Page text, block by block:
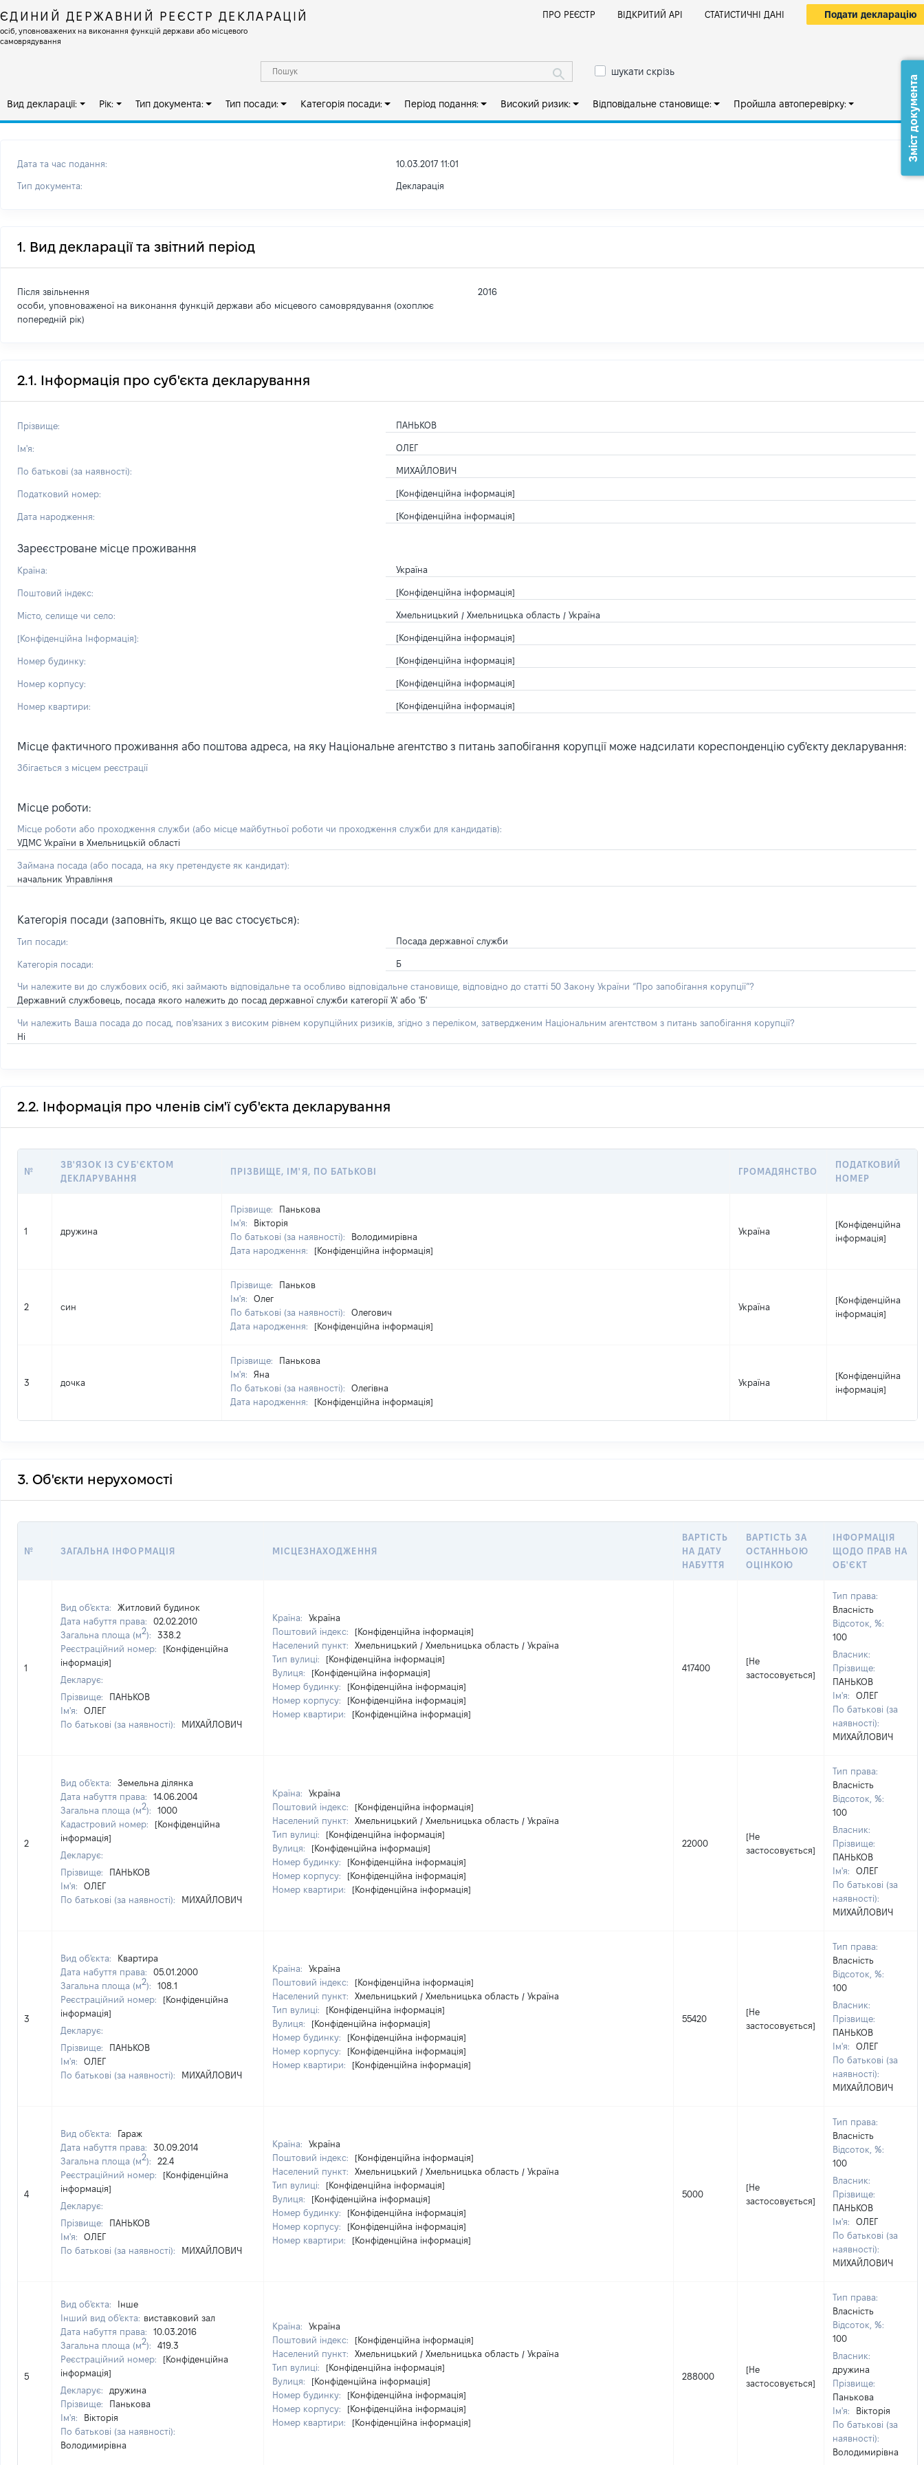
ЄДИНИЙ ДЕРЖАВНИЙ РЕЄСТР ДЕКЛАРАЦІЙ
осіб, уповноважених на виконання функцій держави або місцевого
самоврядування
ПРО РЕЄСТР ВІДКРИТИЙ АРІ СТАТИСТИЧНІ ДАНІ Подати декларацію
шукати скрізь
Вид декларації: Рік: Тип документа: Тип посади: Категорія посади: Період подання: Високий ризик: Відповідальне становище: Пройшла автоперевірку:
Дата та час подання: 10.03.2017 11:01
Тип документа: Декларація
1. Вид декларації та звітний період
Після звільнення
особи, уповноваженої на виконання функцій держави або місцевого самоврядування (охоплює
попередній рік)
2016
2.1. Інформація про суб'єкта декларування
Прізвище: ПАНЬКОВ
Ім'я: ОЛЕГ
По батькові (за наявності): МИХАЙЛОВИЧ
Податковий номер: [Конфіденційна інформація]
Дата народження: [Конфіденційна інформація]
Зареєстроване місце проживання
Країна: Україна
Поштовий індекс: [Конфіденційна інформація]
Місто, селище чи село: Хмельницький / Хмельницька область / Україна
[Конфіденційна Інформація]: [Конфіденційна інформація]
Номер будинку: [Конфіденційна інформація]
Номер корпусу: [Конфіденційна інформація]
Номер квартири: [Конфіденційна інформація]
Місце фактичного проживання або поштова адреса, на яку Національне агентство з питань запобігання корупції може надсилати кореспонденцію суб'єкту декларування:
Збігається з місцем реєстрації
Місце роботи:
Місце роботи або проходження служби (або місце майбутньої роботи чи проходження служби для кандидатів):
УДМС України в Хмельницькій області
Займана посада (або посада, на яку претендуєте як кандидат):
начальник Управління
Категорія посади (заповніть, якщо це вас стосується):
Тип посади: Посада державної служби
Категорія посади: Б
Чи належите ви до службових осіб, які займають відповідальне та особливо відповідальне становище, відповідно до статті 50 Закону України “Про запобігання корупції”?
Державний службовець, посада якого належить до посад державної служби категорії 'А' або 'Б'
Чи належить Ваша посада до посад, пов'язаних з високим рівнем корупційних ризиків, згідно з переліком, затвердженим Національним агентством з питань запобігання корупції?
Ні
2.2. Інформація про членів сім'ї суб'єкта декларування
№
ЗВ'ЯЗОК ІЗ СУБ'ЄКТОМ
ДЕКЛАРУВАННЯ
ПРІЗВИЩЕ, ІМ'Я, ПО БАТЬКОВІ ГРОМАДЯНСТВО
ПОДАТКОВИЙ
НОМЕР
1 дружина
Прізвище:
Панькова
Ім'я:
Вікторія
По батькові (за наявності):
Володимирівна
Дата народження:
[Конфіденційна інформація]
Україна
[Конфіденційна
інформація]
2 син
Прізвище:
Паньков
Ім'я:
Олег
По батькові (за наявності):
Олегович
Дата народження:
[Конфіденційна інформація]
Україна
[Конфіденційна
інформація]
3 дочка
Прізвище:
Панькова
Ім'я:
Яна
По батькові (за наявності):
Олегівна
Дата народження:
[Конфіденційна інформація]
Україна
[Конфіденційна
інформація]
3. Об'єкти нерухомості
№ ЗАГАЛЬНА ІНФОРМАЦІЯ МІСЦЕЗНАХОДЖЕННЯ
ВАРТІСТЬ
НА ДАТУ
НАБУТТЯ
ВАРТІСТЬ ЗА
ОСТАННЬОЮ
ОЦІНКОЮ
ІНФОРМАЦІЯ
ЩОДО ПРАВ НА
ОБ'ЄКТ
1
Вид об'єкта:
Житловий будинок
Дата набуття права:
02.02.2010
Загальна площа (м2):
338.2
Реєстраційний номер:
[Конфіденційна
інформація]
Декларує:
Прізвище:
ПАНЬКОВ
Ім'я:
ОЛЕГ
По батькові (за наявності):
МИХАЙЛОВИЧ
Країна:
Україна
Поштовий індекс:
[Конфіденційна інформація]
Населений пункт:
Хмельницький / Хмельницька область / Україна
Тип вулиці:
[Конфіденційна інформація]
Вулиця:
[Конфіденційна інформація]
Номер будинку:
[Конфіденційна інформація]
Номер корпусу:
[Конфіденційна інформація]
Номер квартири:
[Конфіденційна інформація]
417400
[Не
застосовується]
Тип права:
Власність
Відсоток, %:
100
Власник:
Прізвище:
ПАНЬКОВ
Ім'я:
ОЛЕГ
По батькові (за
наявності):
МИХАЙЛОВИЧ
2
Вид об'єкта:
Земельна ділянка
Дата набуття права:
14.06.2004
Загальна площа (м2):
1000
Кадастровий номер:
[Конфіденційна
інформація]
Декларує:
Прізвище:
ПАНЬКОВ
Ім'я:
ОЛЕГ
По батькові (за наявності):
МИХАЙЛОВИЧ
Країна:
Україна
Поштовий індекс:
[Конфіденційна інформація]
Населений пункт:
Хмельницький / Хмельницька область / Україна
Тип вулиці:
[Конфіденційна інформація]
Вулиця:
[Конфіденційна інформація]
Номер будинку:
[Конфіденційна інформація]
Номер корпусу:
[Конфіденційна інформація]
Номер квартири:
[Конфіденційна інформація]
22000
[Не
застосовується]
Тип права:
Власність
Відсоток, %:
100
Власник:
Прізвище:
ПАНЬКОВ
Ім'я:
ОЛЕГ
По батькові (за
наявності):
МИХАЙЛОВИЧ
3
Вид об'єкта:
Квартира
Дата набуття права:
05.01.2000
Загальна площа (м2):
108.1
Реєстраційний номер:
[Конфіденційна
інформація]
Декларує:
Прізвище:
ПАНЬКОВ
Ім'я:
ОЛЕГ
По батькові (за наявності):
МИХАЙЛОВИЧ
Країна:
Україна
Поштовий індекс:
[Конфіденційна інформація]
Населений пункт:
Хмельницький / Хмельницька область / Україна
Тип вулиці:
[Конфіденційна інформація]
Вулиця:
[Конфіденційна інформація]
Номер будинку:
[Конфіденційна інформація]
Номер корпусу:
[Конфіденційна інформація]
Номер квартири:
[Конфіденційна інформація]
55420
[Не
застосовується]
Тип права:
Власність
Відсоток, %:
100
Власник:
Прізвище:
ПАНЬКОВ
Ім'я:
ОЛЕГ
По батькові (за
наявності):
МИХАЙЛОВИЧ
4
Вид об'єкта:
Гараж
Дата набуття права:
30.09.2014
Загальна площа (м2):
22.4
Реєстраційний номер:
[Конфіденційна
інформація]
Декларує:
Прізвище:
ПАНЬКОВ
Ім'я:
ОЛЕГ
По батькові (за наявності):
МИХАЙЛОВИЧ
Країна:
Україна
Поштовий індекс:
[Конфіденційна інформація]
Населений пункт:
Хмельницький / Хмельницька область / Україна
Тип вулиці:
[Конфіденційна інформація]
Вулиця:
[Конфіденційна інформація]
Номер будинку:
[Конфіденційна інформація]
Номер корпусу:
[Конфіденційна інформація]
Номер квартири:
[Конфіденційна інформація]
5000
[Не
застосовується]
Тип права:
Власність
Відсоток, %:
100
Власник:
Прізвище:
ПАНЬКОВ
Ім'я:
ОЛЕГ
По батькові (за
наявності):
МИХАЙЛОВИЧ
5
Вид об'єкта:
Інше
Інший вид об'єкта: виставковий зал
Дата набуття права:
10.03.2016
Загальна площа (м2):
419.3
Реєстраційний номер:
[Конфіденційна
інформація]
Декларує:
дружина
Прізвище:
Панькова
Ім'я:
Вікторія
По батькові (за наявності):
Володимирівна
Країна:
Україна
Поштовий індекс:
[Конфіденційна інформація]
Населений пункт:
Хмельницький / Хмельницька область / Україна
Тип вулиці:
[Конфіденційна інформація]
Вулиця:
[Конфіденційна інформація]
Номер будинку:
[Конфіденційна інформація]
Номер корпусу:
[Конфіденційна інформація]
Номер квартири:
[Конфіденційна інформація]
288000
[Не
застосовується]
Тип права:
Власність
Відсоток, %:
100
Власник:
дружина
Прізвище:
Панькова
Ім'я:
Вікторія
По батькові (за
наявності):
Володимирівна
Зміст документа